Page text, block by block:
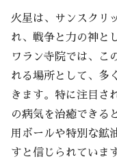
火星は、サンスクリ
れ、戦争と力の神と
ワラン寺院では、こ
れる場所として、多
きます。特に注目さ
の病気を治癒できる
用ボールや特別な鉱
すと信じられていま